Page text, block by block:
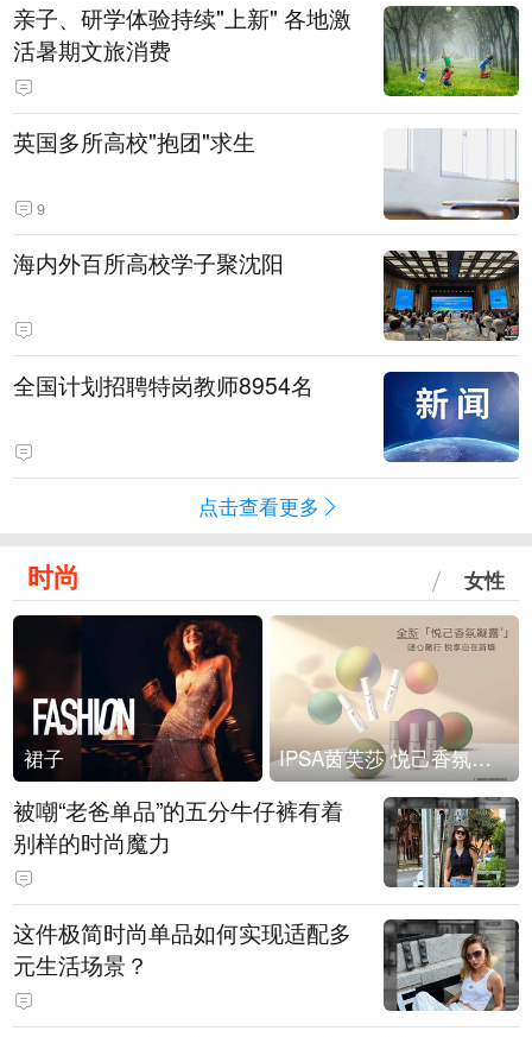
亲子、研学体验持续"上新" 各地激
活暑期文旅消费
英国多所高校"抱团"求生
9
海内外百所高校学子聚沈阳
全国计划招聘特岗教师8954名
点击查看更多
时尚 女性
裙子 IPSA茵芙莎 悦己香氛凝露上市
被嘲“老爸单品”的五分牛仔裤有着
别样的时尚魔力
这件极简时尚单品如何实现适配多
元生活场景？